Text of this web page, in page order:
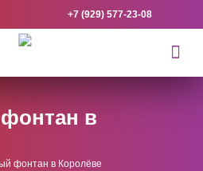
+7 (929) 577-23-08
в
фонтан в Королёве